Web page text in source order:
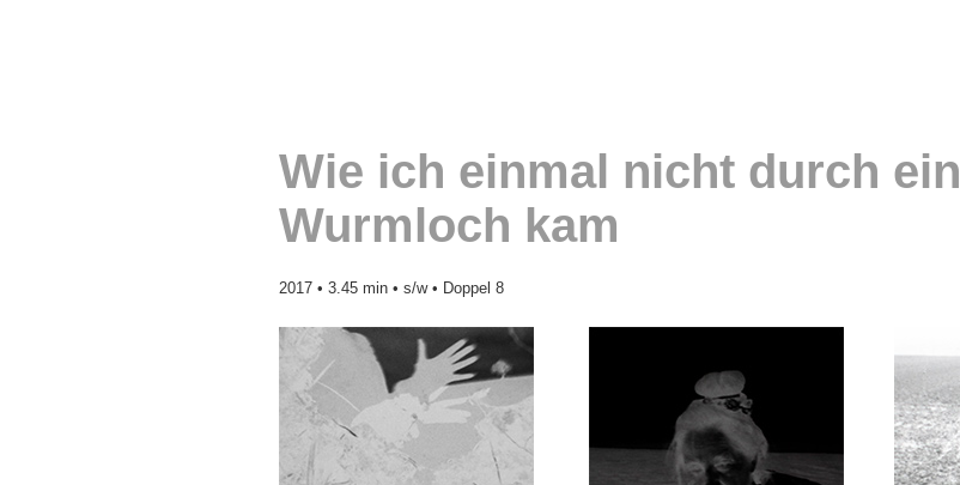
Wie ich einmal nicht durch ein
Wurmloch kam
2017 • 3.45 min • s/w • Doppel 8